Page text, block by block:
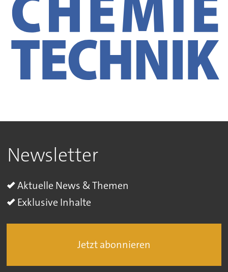
Newsletter
Aktuelle News & Themen
Exklusive Inhalte
Jetzt abonnieren